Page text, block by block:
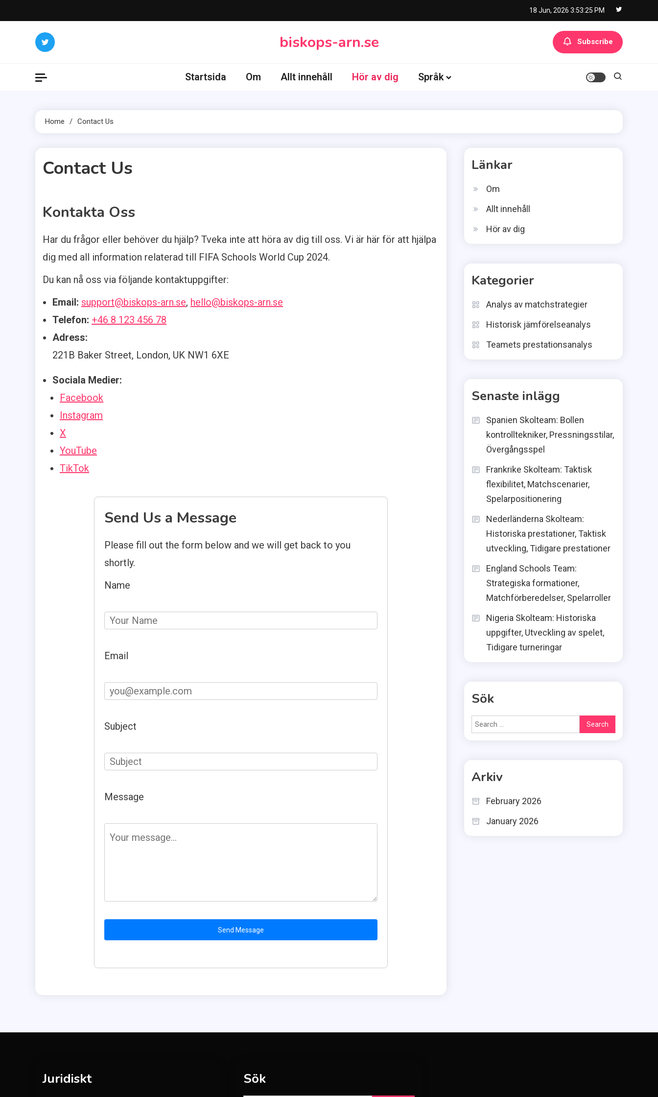
to
18 Jun, 2026 3:53:26 PM
biskops-arn.se Subscribe
Startsida Om Allt innehåll Hör av dig Språk
Home Contact Us
Contact Us
Kontakta Oss
Har du frågor eller behöver du hjälp? Tveka inte att höra av dig till oss. Vi är här för att hjälpa
dig med all information relaterad till FIFA Schools World Cup 2024.
Du kan nå oss via följande kontaktuppgifter:
Email: support@biskops-arn.se, hello@biskops-arn.se
Telefon: +46 8 123 456 78
Adress:
221B Baker Street, London, UK NW1 6XE
Sociala Medier:
Facebook
Instagram
X
YouTube
TikTok
Send Us a Message
Please fill out the form below and we will get back to you
shortly.
Name
Email
Subject
Message
Send Message
Länkar
Om
Allt innehåll
Hör av dig
Kategorier
Analys av matchstrategier
Historisk jämförelseanalys
Teamets prestationsanalys
Senaste inlägg
Spanien Skolteam: Bollen
kontrolltekniker, Pressningsstilar,
Övergångsspel
Frankrike Skolteam: Taktisk
flexibilitet, Matchscenarier,
Spelarpositionering
Nederländerna Skolteam:
Historiska prestationer, Taktisk
utveckling, Tidigare prestationer
England Schools Team:
Strategiska formationer,
Matchförberedelser, Spelarroller
Nigeria Skolteam: Historiska
uppgifter, Utveckling av spelet,
Tidigare turneringar
Sök
Search
for:
Arkiv
February 2026
January 2026
Juridiskt Sök